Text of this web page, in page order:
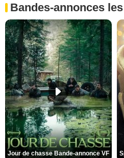
Bandes-annonces
Jour de chasse Bande-annonce VF